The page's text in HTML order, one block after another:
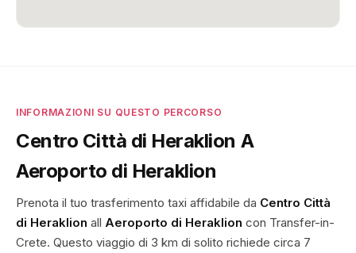
INFORMAZIONI SU QUESTO PERCORSO
Centro Città di Heraklion A
Aeroporto di Heraklion
Prenota il tuo trasferimento taxi affidabile da Centro Città
di Heraklion all Aeroporto di Heraklion con Transfer-in-
Crete. Questo viaggio di 3 km di solito richiede circa 7